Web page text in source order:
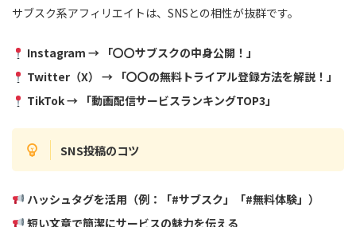
サブスク系アフィリエイトは、SNSとの相性が抜群です。
Instagram → 「〇〇サブスクの中身公開！」
Twitter（X） → 「〇〇の無料トライアル登録方法を解説！」
TikTok → 「動画配信サービスランキングTOP3」
SNS投稿のコツ
ハッシュタグを活用（例：「#サブスク」「#無料体験」）
短い文章で簡潔にサービスの魅力を伝える